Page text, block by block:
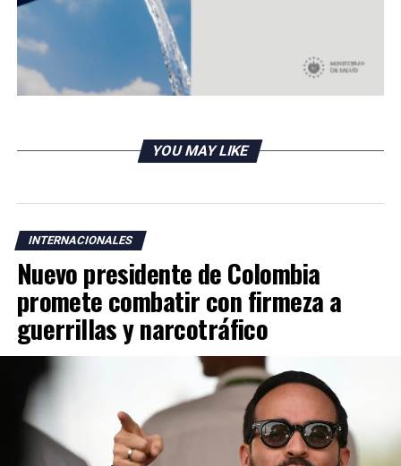
YOU MAY LIKE
INTERNACIONALES
Nuevo presidente de Colombia
promete combatir con firmeza a
guerrillas y narcotráfico